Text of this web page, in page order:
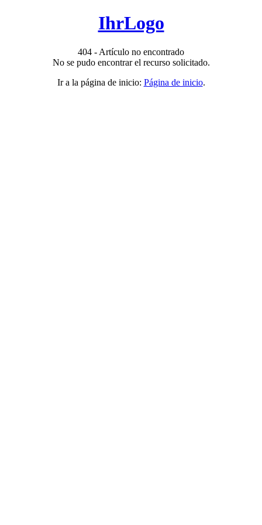
IhrLogo
404 - Artículo no encontrado
No se pudo encontrar el recurso solicitado.
Ir a la página de inicio: Página de inicio.